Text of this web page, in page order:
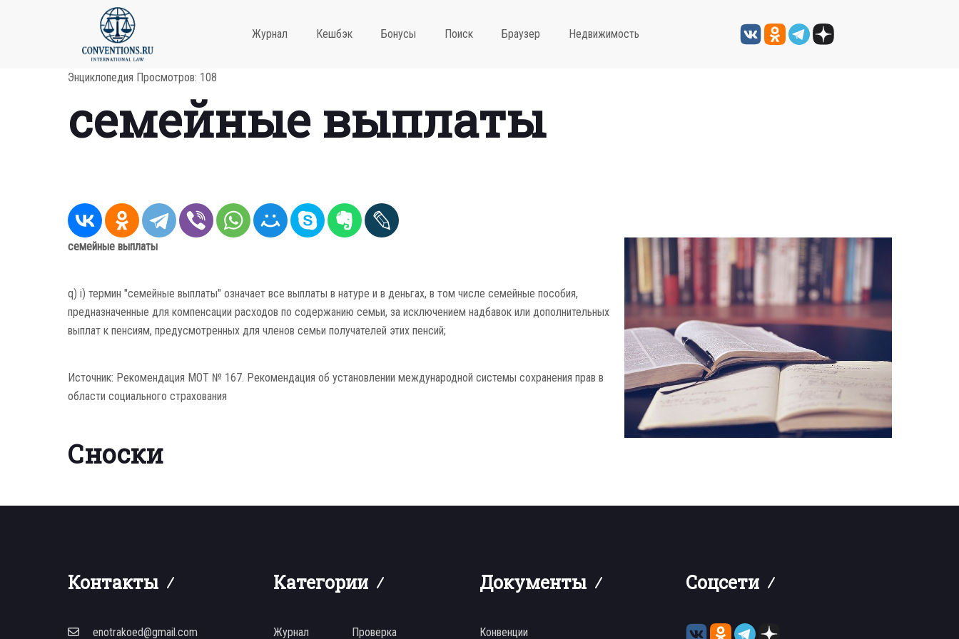
Журнал Кешбэк Бонусы Поиск Браузер Недвижимость
Энциклопедия Просмотров: 108
семейные выплаты
семейные выплаты
q) i) термин "семейные выплаты" означает все выплаты в натуре и в деньгах, в том числе семейные пособия,
предназначенные для компенсации расходов по содержанию семьи, за исключением надбавок или дополнительных
выплат к пенсиям, предусмотренных для членов семьи получателей этих пенсий;
Источник: Рекомендация МОТ № 167. Рекомендация об установлении международной системы сохранения прав в
области социального страхования
Сноски
Контакты
enotrakoed@gmail.com
Категории
Журнал Проверка
Документы
Конвенции
Соцсети